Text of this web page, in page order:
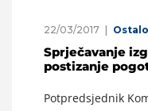
22/03/2017 Ostalo
Sprječavanje
postizanje
Potpredsjednik